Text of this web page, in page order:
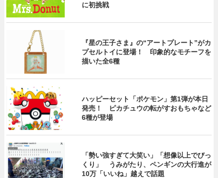
に初挑戦
『星の王子さま』の“アートプレート”がカ
プセルトイに登場！ 印象的なモチーフを
描いた全6種
ハッピーセット「ポケモン」第1弾が本日
発売！ ピカチュウの転がすおもちゃなど
6種が登場
「勢い強すぎて大笑い」「想像以上でびっ
くり」 うみがたり、ペンギンの大行進が
10万「いいね」越えで話題